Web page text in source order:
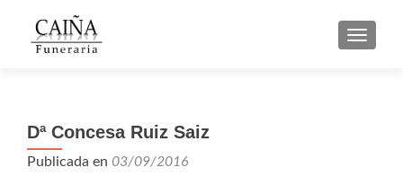
Dª Concesa Ruiz Saiz
Publicada en 03/09/2016